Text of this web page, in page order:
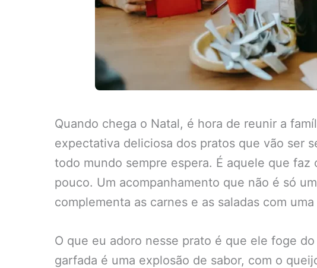
Quando chega o Natal, é hora de reunir a
expectativa deliciosa dos pratos que vão ser
todo mundo sempre espera. É aquele que
pouco. Um acompanhamento que não é só
complementa as carnes e as saladas com
O que eu adoro nesse prato é que ele foge
garfada é uma explosão de sabor, com o